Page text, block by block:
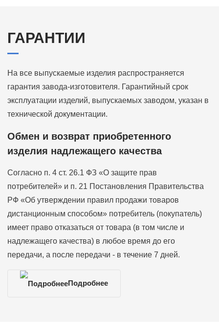
ГАРАНТИИ
На все выпускаемые изделия распространяется
гарантия завода-изготовителя. Гарантийный срок
эксплуатации изделий, выпускаемых заводом, указан в
технической документации.
Обмен и возврат приобретенного
изделия надлежащего качества
Согласно п. 4 ст. 26.1 ФЗ «О защите прав
потребителей» и п. 21 Постановления Правительства
РФ «Об утверждении правил продажи товаров
дистанционным способом» потребитель (покупатель)
имеет право отказаться от товара (в том числе и
надлежащего качества) в любое время до его
передачи, а после передачи - в течение 7 дней.
Подробнее